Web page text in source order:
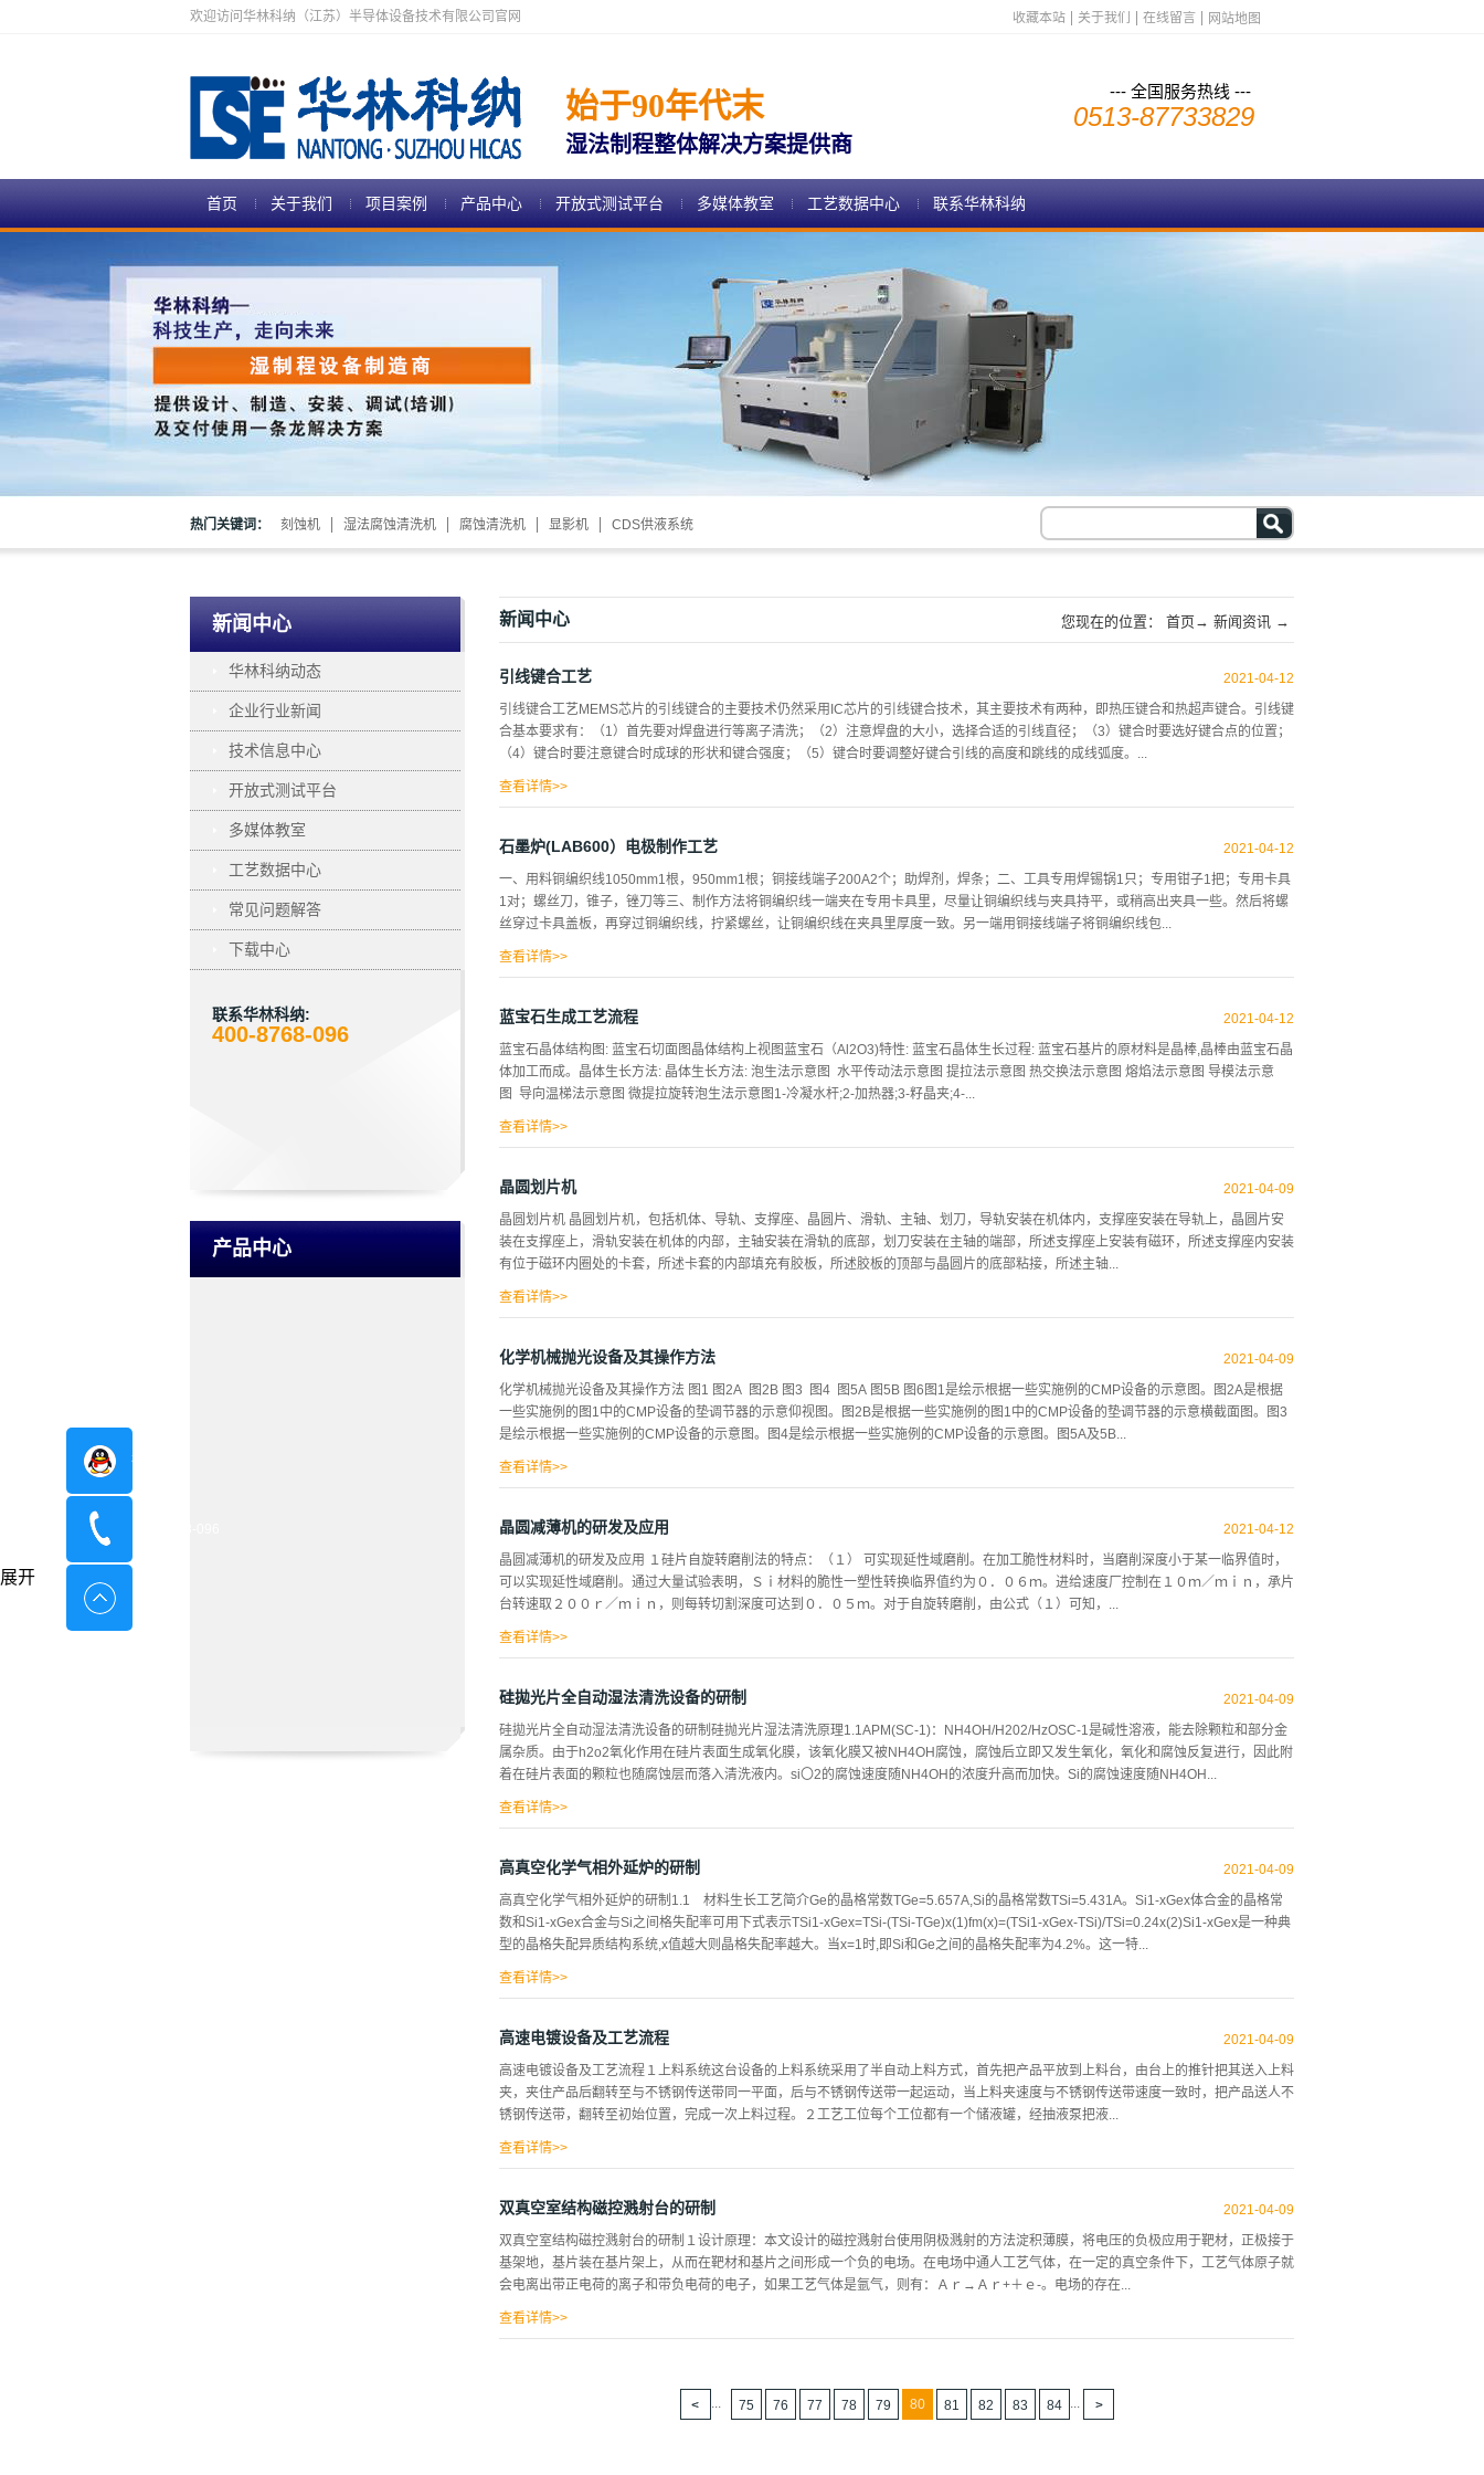
欢迎访问华林科纳（江苏）半导体设备技术有限公司官网 收藏本站 关于我们 在线留言 网站地图
始于90年代末
湿法制程整体解决方案提供商
--- 全国服务热线 ---
0513-87733829
首页 关于我们 项目案例 产品中心 开放式测试平台 多媒体教室 工艺数据中心 联系华林科纳
热门关键词： 刻蚀机 湿法腐蚀清洗机 腐蚀清洗机 显影机 CDS供液系统
新闻中心
华林科纳动态
企业行业新闻
技术信息中心
开放式测试平台
多媒体教室
工艺数据中心
常见问题解答
下载中心
联系华林科纳:
400-8768-096
产品中心
新闻中心 您现在的位置： 首页→ 新闻资讯 →
引线键合工艺
引线键合工艺MEMS芯片的引线键合的主要技术仍然采用IC芯片的引线键合技术，其主要技术有两种，即热压键合和热超声键合。引线键
合基本要求有：（1）首先要对焊盘进行等离子清洗；（2）注意焊盘的大小，选择合适的引线直径；（3）键合时要选好键合点的位置；
（4）键合时要注意键合时成球的形状和键合强度；（5）键合时要调整好键合引线的高度和跳线的成线弧度。...
结合,使原子发生接触,导致固体扩散键合。键合时承受压力的部位，在一定的时间、温度和压力的周期中，接触的表面就会发生塑性变形
动。该方法主要用于金丝键合。（2）超声键合法：焊丝超声键合是塑性流动与摩擦的结合。通过石英晶体或磁力控制，把摩擦的动作传
送到一个金属传感器(Metal“HORN”)上。当石英晶体上通电时，金属传感器就会伸延；当断开电压时，传感器就会相应收缩。这些动作通
过超声发生器发生，振幅一般在4-5个微米。在传感器的末端装上焊具，当焊具随着传感器伸缩前后振动时，焊丝就在键合点上摩擦，通
过由上而下的压力发生塑性变形。大部分塑性变形在键合点承受超...
2021-04-12
查看详情>>
石墨炉(LAB600）电极制作工艺
一、用料铜编织线1050mm1根，950mm1根；铜接线端子200A2个；助焊剂，焊条；二、工具专用焊锡锅1只；专用钳子1把；专用卡具
1对；螺丝刀，锥子，锉刀等三、制作方法将铜编织线一端夹在专用卡具里，尽量让铜编织线与夹具持平，或稍高出夹具一些。然后将螺
丝穿过卡具盖板，再穿过铜编织线，拧紧螺丝，让铜编织线在夹具里厚度一致。另一端用铜接线端子将铜编织线包...
加热，当焊锡条溶化后，再加热20-30分钟，表面起氧化反应即可。用一铁片将表面的氧化层刮掉，这时将铜编织线两端分别浸泡在助焊
极头制作待铜编织线冷却后，将多余的焊锡及铜线去掉，将专用夹具去掉后将这部分进行加工处理，如图所示：料厚=4mm 六、 将制作
好的电极套上18的腊管，用绝缘胶布将两端的腊管头部与端子根部包住，另一端与加工部位的根部包住，即完成。免责声明：文章来源
于网络，不代表本公司观点，如有侵权请联系本网站删除。
2021-04-12
查看详情>>
蓝宝石生成工艺流程
蓝宝石晶体结构图: 蓝宝石切面图晶体结构上视图蓝宝石（Al2O3)特性: 蓝宝石晶体生长过程: 蓝宝石基片的原材料是晶棒,晶棒由蓝宝石晶
体加工而成。晶体生长方法: 晶体生长方法: 泡生法示意图 水平传动法示意图 提拉法示意图 热交换法示意图 熔焰法示意图 导模法示意
图 导向温梯法示意图 微提拉旋转泡生法示意图1-冷凝水杆;2-加热器;3-籽晶夹;4-...
程: 蓝宝石晶棒加工制作工艺流程图片: 免责声明：文章来源于网络，不代表本公司观点，如有侵权请联系本网站删除。
2021-04-12
查看详情>>
晶圆划片机
晶圆划片机 晶圆划片机，包括机体、导轨、支撑座、晶圆片、滑轨、主轴、划刀，导轨安装在机体内，支撑座安装在导轨上，晶圆片安
装在支撑座上，滑轨安装在机体的内部，主轴安装在滑轨的底部，划刀安装在主轴的端部，所述支撑座上安装有磁环，所述支撑座内安装
有位于磁环内圈处的卡套，所述卡套的内部填充有胶板，所述胶板的顶部与晶圆片的底部粘接，所述主轴...
的外侧螺纹连接有螺栓，螺栓的端部贯穿并延伸至滑动套的内部，滑动套的侧面固定连接有支撑块，支撑块的端部固定连接有定位环。定
磁棒的端部固定连接有第二磁圈，所述磁杆、第一磁圈、磁棒、第二磁圈的磁极均为相同磁极，所述磁杆、第一磁圈、磁棒、第二磁圈与
磁环为同极相斥状态。胶板的材质为工业级橡皮泥材质，所述粘接环的材质为粘性橡胶圈，所述粘接环上开设有若干个通孔，所述粘接环
上通孔的形状与晶圆片的形状相适配。1、该晶圆划片机，通过卡套与胶板之间的配合使用，使得晶圆在切割过程中，底部受到重力与磁
力相斥的力度直接陷进胶板的内部，通过胶板的柔性设计，使得晶圆在切割时，底部直接被胶板包裹，同时通过胶板将晶圆固定在支撑座
上，无需另外采用固...
2021-04-09
查看详情>>
化学机械抛光设备及其操作方法
化学机械抛光设备及其操作方法 图1 图2A 图2B 图3 图4 图5A 图5B 图6图1是绘示根据一些实施例的CMP设备的示意图。图2A是根据
一些实施例的图1中的CMP设备的垫调节器的示意仰视图。图2B是根据一些实施例的图1中的CMP设备的垫调节器的示意横截面图。图3
是绘示根据一些实施例的CMP设备的示意图。图4是绘示根据一些实施例的CMP设备的示意图。图5A及5B...
是绘示根据一些实施例的CMP设备100的示意图。如图1中所展示，CMP设备100包含压板102、晶片载体104及垫调节器110。抛光垫
垫105围绕第一轴线103旋转。晶片载体104包含轴件106及耦合到轴件106的平板107。轴件106经配置以围绕第二轴线113旋转。平板
107经配置以固持工件108，例如半导体晶片。在一些实施例中，晶片载体104经配置以向上或向下移动晶片108，使得晶片108可与抛光
表面105A接合。在一些实施例中，平板107可通过...
2021-04-09
查看详情>>
晶圆减薄机的研发及应用
晶圆减薄机的研发及应用 １硅片自旋转磨削法的特点：（１） 可实现延性域磨削。在加工脆性材料时，当磨削深度小于某一临界值时，
可以实现延性域磨削。通过大量试验表明，Ｓｉ材料的脆性一塑性转换临界值约为０．０６ｍ。进给速度厂控制在１０ｍ／ｍｉｎ，承片
台转速取２００ｒ／ｍｉｎ，则每转切割深度可达到０．０５ｍ。对于自旋转磨削，由公式（１）可知，...
提高硅片转速和砂轮轴向进给速度，可以在保持与普通磨削同样的磨削深度情况下，达到较高的材料去除率，适用于大余量磨削。（３）
直径２００ｍｍ以上的大尺寸硅片背面磨削（ｂａｃｋｇｒｉｎｄｉｎｇ）大都采用基于硅片白旋转磨削原理的超精密磨削技术。２硅片
背面磨削的工艺过程：硅片背面磨削一般分为两步：粗磨和精磨。在粗磨阶段，采用粒度４６＃～５００＃的金刚石砂轮，轴向进给速度
为１００～５００ｍｍ／ｍｉｎ，磨削深度较大，般为０．５～ｌ１ＴＩＩ＇ｆｌ。目的是迅速去除硅片背面绝大部分的多余材料（加工
余量的９０％）。精磨时，加工余量几微米直至十几微米，采用粒度２０００＃～４０００＃的金刚石砂轮，轴向进给速度为０．５～１
０ｍｍ...
2021-04-12
查看详情>>
硅拋光片全自动湿法清洗设备的研制
硅拋光片全自动湿法清洗设备的研制硅抛光片湿法清洗原理1.1APM(SC-1)：NH4OH/H202/HzOSC-1是碱性溶液，能去除颗粒和部分金
属杂质。由于h2o2氧化作用在硅片表面生成氧化膜，该氧化膜又被NH4OH腐蚀，腐蚀后立即又发生氧化，氧化和腐蚀反复进行，因此附
着在硅片表面的颗粒也随腐蚀层而落入清洗液内。si〇2的腐蚀速度随NH4OH的浓度升高而加快。Si的腐蚀速度随NH4OH...
控制在稀浓度范围内，这样不但可以有效去除颗粒，而且可以防止表面微粗糙度增加。通常，在SC-1的基础上增加兆声系统，由于兆声
用，硅片表面的金属杂质，将随腐蚀层而进入清洗液中，并随去离子水的冲洗而被排除。SC-2用于去除硅片表面的钠、铁、镁等金属沾
污。在室温下能去除铁和锌。一般工艺温度为65~85。。。1.3HF/HCI稀的HF/HC1溶液可以去除硅片表面的自然氧化膜，同时去除表面
的金属沾污。一般工艺温度为室温。设备的组成及配置2.1设备的组成设备结构外形如图1所示，硅抛光片全自动湿法清洗设备采用全封
闭、模块化结构设计。整机按功...
2021-04-09
查看详情>>
高真空化学气相外延炉的研制
高真空化学气相外延炉的研制1.1 材料生长工艺简介Ge的晶格常数TGe=5.657A,Si的晶格常数TSi=5.431A。Si1-xGex体合金的晶格常
数和Si1-xGex合金与Si之间格失配率可用下式表示TSi1-xGex=TSi-(TSi-TGe)x(1)fm(x)=(TSi1-xGex-TSi)/TSi=0.24x(2)Si1-xGex是一种典
型的晶格失配异质结构系统,x值越大则晶格失配率越大。当x=1时,即Si和Ge之间的晶格失配率为4.2%。这一特...
出现的新的电学与光学特性。由于工艺方面的原因,70年代以前,无论在硅单晶衬底上或在锗单晶衬底上,均未能生长出高质量的Si1-xGex
应用低温高真空化学气相外延技术生长硅外延片[7]。90年代中期用同样的方法已研制出合格的Si1-xGex外延片[8]。应用低温高真空化学
气相外延技术来生长锗硅薄层,解决了高温生长外延材料的许多缺点,保证原子级的清洁的生长表面,防止引入不希望的缺陷,实现二维共度生
长,防止应变弛豫和三维岛状生长以提高晶格完整性,实现原位掺杂,防止界面互扩散以获...
2021-04-09
查看详情>>
高速电镀设备及工艺流程
高速电镀设备及工艺流程１上料系统这台设备的上料系统采用了半自动上料方式，首先把产品平放到上料台，由台上的推针把其送入上料
夹，夹住产品后翻转至与不锈钢传送带同一平面，后与不锈钢传送带一起运动，当上料夹速度与不锈钢传送带速度一致时，把产品送人不
锈钢传送带，翻转至初始位置，完成一次上料过程。２工艺工位每个工位都有一个储液罐，经抽液泵把液...
体及时排走，避免气泡停留在框架表面。从而提高电镀产品质量，保证镀品成品率。２.１工艺檀有液位传感器，在槽内有几段工位具备
并记录下产品数量；若下一记数器的数据与上一记数器记录的数据不相同，会立到报警（由电脑上读取）。跟踪系统的存在减少了废品
率，提高了成品率，还节约了材料和降低成本。２.２储液罐电镀设备每个工艺槽都配一个储液槽，除装药水外，还保证工艺槽内药水液
面，保证镀品质量；若液位不够，工艺槽内会出现时有溶液上来，时而无液体，你想，这样的工作液面能生产产品吗，要让储液罐为工艺
槽提供稳定的液拉，就必须由储液槽内的高低位传感器进行控制。若液位低于低位传感器，会报警，此时必须添加溶液至规定刻度；若液
位高于高位传感器，也会报警，此...
2021-04-09
查看详情>>
双真空室结构磁控溅射台的研制
双真空室结构磁控溅射台的研制１设计原理：本文设计的磁控溅射台使用阴极溅射的方法淀积薄膜，将电压的负极应用于靶材，正极接于
基架地，基片装在基片架上，从而在靶材和基片之间形成一个负的电场。在电场中通人工艺气体，在一定的真空条件下，工艺气体原子就
会电离出带正电荷的离子和带负电荷的电子，如果工艺气体是氩气，则有：Ａｒ→Ａｒ+＋ｅ-。电场的存在...
靶材，因氩离子具有较大的质量，能量较大，碰撞靶材后引起靶材原子逸出并沉积在基片上。图１显示了本设备的溅射成膜原理。 如果
在阴极靶材背面合理地安装一块永久磁铁。磁铁的磁场强迫自由电子作额外的螺旋运动，就可以延长电子的移动路径，产生更高等级的分
2021-04-09
查看详情>>
... 75 76 77 78 79 80 81 82 83 84 ...
在线咨询
展开